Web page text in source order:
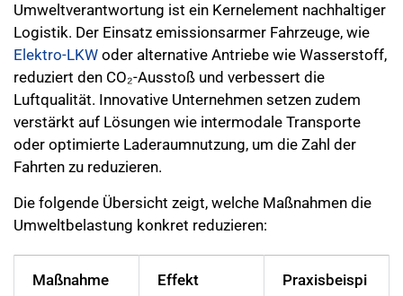
Umweltverantwortung ist ein Kernelement nachhaltiger
Logistik. Der Einsatz emissionsarmer Fahrzeuge, wie
Elektro-LKW oder alternative Antriebe wie Wasserstoff,
reduziert den CO₂-Ausstoß und verbessert die
Luftqualität. Innovative Unternehmen setzen zudem
verstärkt auf Lösungen wie intermodale Transporte
oder optimierte Laderaumnutzung, um die Zahl der
Fahrten zu reduzieren.
Die folgende Übersicht zeigt, welche Maßnahmen die
Umweltbelastung konkret reduzieren:
Maßnahme Effekt
Praxisbeispi